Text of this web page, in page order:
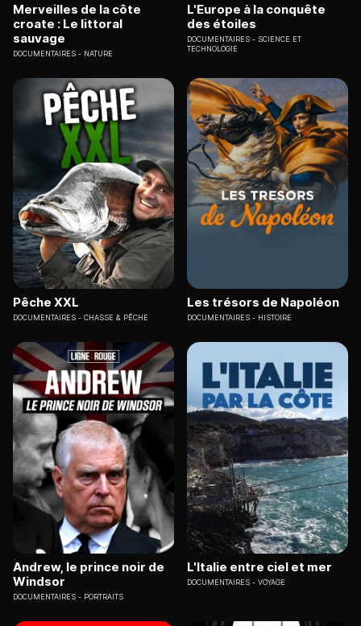
Merveilles de la côte
croate : Le littoral
sauvage
DOCUMENTAIRES NATURE
L'Europe à la conquête
des étoiles
DOCUMENTAIRES
SCIENCE ET
TECHNOLOGIE
Pêche XXL
DOCUMENTAIRES CHASSE & PÊCHE
Les trésors de Napoléon
DOCUMENTAIRES HISTOIRE
Andrew, le prince noir de
Windsor
DOCUMENTAIRES PORTRAITS
L'Italie entre ciel et mer
DOCUMENTAIRES VOYAGE